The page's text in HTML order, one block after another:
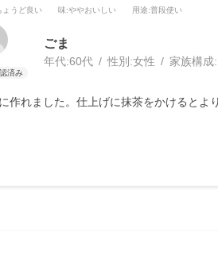
ょうど良い 味:ややおいしい 用途:普段使い
ごま
年代:60代 性別:女性 家族構成:
作れました。仕上げに抹茶をかけるとよ